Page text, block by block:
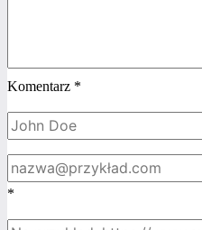
Komentarz *
*